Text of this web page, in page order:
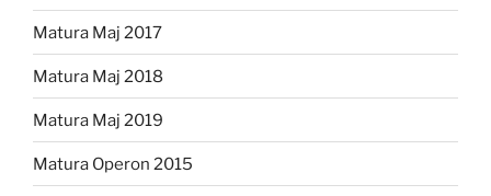
Matura Maj 2017
Matura Maj 2018
Matura Maj 2019
Matura Operon 2015